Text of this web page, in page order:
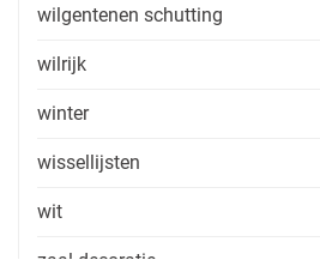
wilgentenen schutting
wilrijk
winter
wissellijsten
wit
zaal decoratie